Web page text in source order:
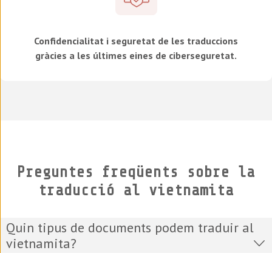
Confidencialitat i seguretat de les traduccions
gràcies a les últimes eines de ciberseguretat.
Preguntes freqüents sobre la
traducció al vietnamita
Quin tipus de documents podem traduir al
vietnamita?